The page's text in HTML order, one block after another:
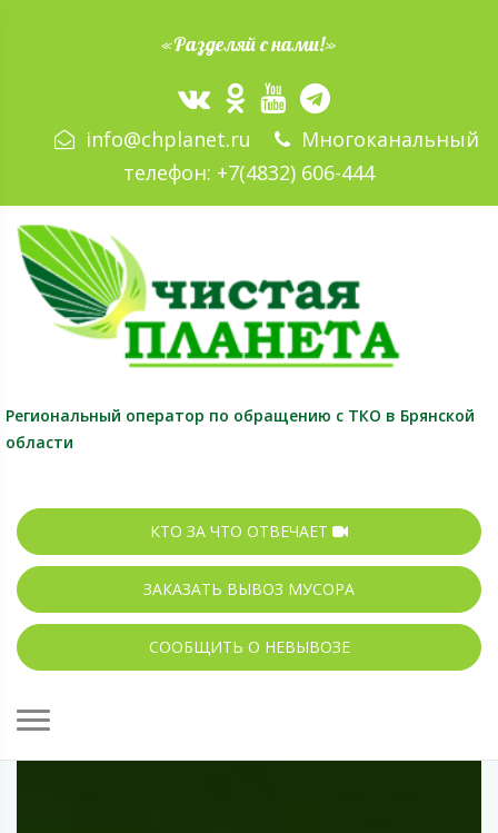
«Разделяй с нами!»
info@chplanet.ru
Многоканальный
телефон: +7(4832) 606-444
Региональный оператор по обращению с ТКО в Брянской
области
КТО ЗА ЧТО ОТВЕЧАЕТ
ЗАКАЗАТЬ ВЫВОЗ МУСОРА
СООБЩИТЬ О НЕВЫВОЗЕ